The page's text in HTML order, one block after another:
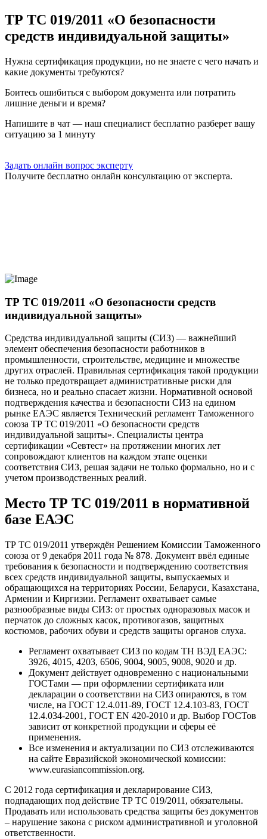
ТР ТС 019/2011 «О безопасности
средств индивидуальной защиты»
Нужна сертификация продукции, но не знаете с чего начать и
какие документы требуются?
Боитесь ошибиться с выбором документа или потратить
лишние деньги и время?
Напишите в чат — наш специалист бесплатно разберет вашу
ситуацию за 1 минуту
Задать онлайн вопрос эксперту
Получите бесплатно онлайн консультацию от эксперта.
ТР ТС 019/2011 «О безопасности средств
индивидуальной защиты»
Средства индивидуальной защиты (СИЗ) — важнейший
элемент обеспечения безопасности работников в
промышленности, строительстве, медицине и множестве
других отраслей. Правильная сертификация такой продукции
не только предотвращает административные риски для
бизнеса, но и реально спасает жизни. Нормативной основой
подтверждения качества и безопасности СИЗ на едином
рынке ЕАЭС является Технический регламент Таможенного
союза ТР ТС 019/2011 «О безопасности средств
индивидуальной защиты». Специалисты центра
сертификации «Севтест» на протяжении многих лет
сопровождают клиентов на каждом этапе оценки
соответствия СИЗ, решая задачи не только формально, но и с
учетом производственных реалий.
Место ТР ТС 019/2011 в нормативной
базе ЕАЭС
ТР ТС 019/2011 утверждён Решением Комиссии Таможенного
союза от 9 декабря 2011 года № 878. Документ ввёл единые
требования к безопасности и подтверждению соответствия
всех средств индивидуальной защиты, выпускаемых и
обращающихся на территориях России, Беларуси, Казахстана,
Армении и Киргизии. Регламент охватывает самые
разнообразные виды СИЗ: от простых одноразовых масок и
перчаток до сложных касок, противогазов, защитных
костюмов, рабочих обуви и средств защиты органов слуха.
Регламент охватывает СИЗ по кодам ТН ВЭД ЕАЭС:
3926, 4015, 4203, 6506, 9004, 9005, 9008, 9020 и др.
Документ действует одновременно с национальными
ГОСТами — при оформлении сертификата или
декларации о соответствии на СИЗ опираются, в том
числе, на ГОСТ 12.4.011-89, ГОСТ 12.4.103-83, ГОСТ
12.4.034-2001, ГОСТ EN 420-2010 и др. Выбор ГОСТов
зависит от конкретной продукции и сферы её
применения.
Все изменения и актуализации по СИЗ отслеживаются
на сайте Евразийской экономической комиссии:
www.eurasiancommission.org.
С 2012 года сертификация и декларирование СИЗ,
подпадающих под действие ТР ТС 019/2011, обязательны.
Продавать или использовать средства защиты без документов
– нарушение закона с риском административной и уголовной
ответственности.